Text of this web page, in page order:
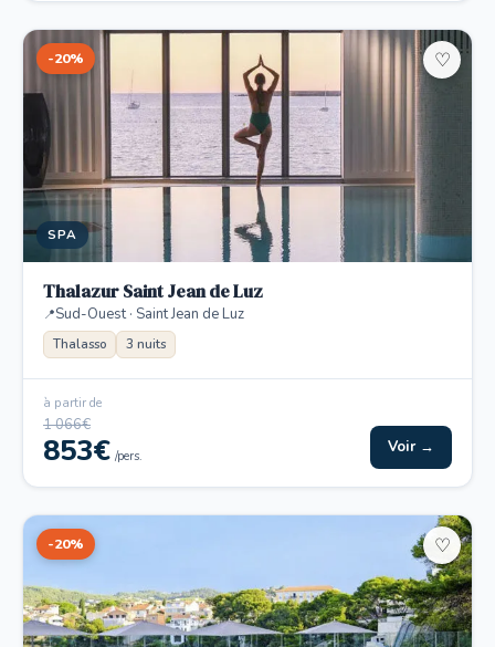
-20%
SPA
♡
Thalazur Saint Jean de Luz
Sud-Ouest · Saint Jean de Luz
Thalasso 3 nuits
à partir de
1 066€
853€ /pers. Voir →
-20% ♡